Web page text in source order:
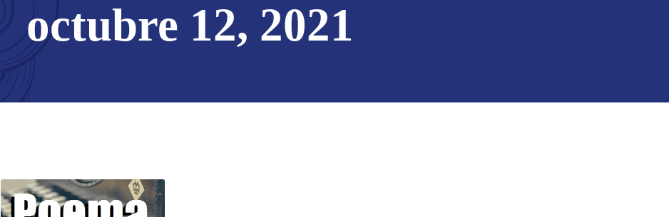
octubre 12, 2021